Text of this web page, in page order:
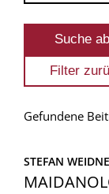
Gefundene
STEFAN